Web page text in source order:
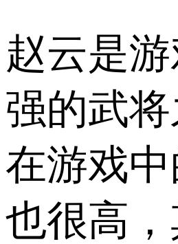
赵云是
强的武将
在游戏
也很高